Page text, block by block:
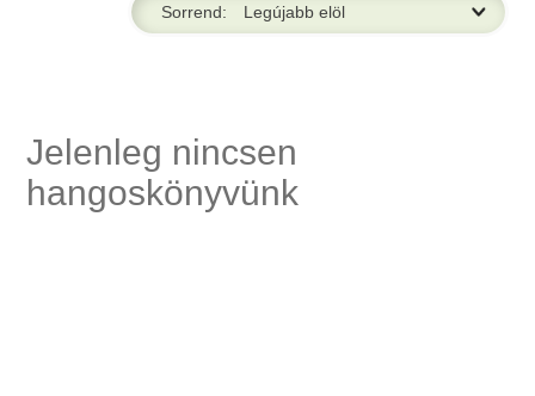
Sorrend:
Jelenleg nincsen
hangoskönyvünk